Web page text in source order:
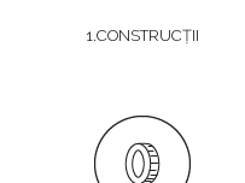
1.CONSTRUCȚII